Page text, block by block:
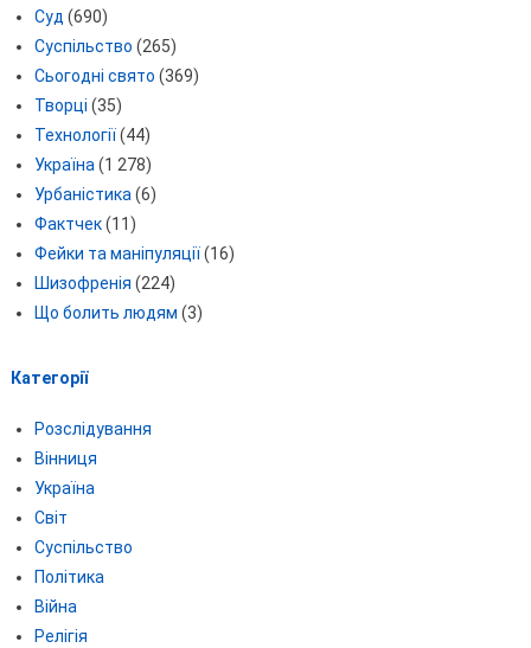
Суд (690)
Суспільство (265)
Сьогодні свято (369)
Творці (35)
Технології(44)
Україна (1 278)
Урбаністика (6)
Фактчек(11)
Фейки та маніпуляції(16)
Шизофренія (224)
Що болить людям (3)
Категорії
Розслідування
Вінниця
Україна
Світ
Суспільство
Політика
Війна
Релігія